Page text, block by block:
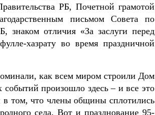
РБ, Почетной грамотой
письмом Совета по
знаком отличия «За заслуги перед
хазрату во время праздничной
как всем миром строили Дом
событий произошло здесь – и все это
в том, что члены общины сплотились
села. Вот и празднование 95-